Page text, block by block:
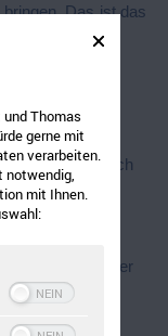
Das ist das
Mobber, auch
Familie über
Thomas
gerne mit
verarbeiten.
notwendig,
mit Ihnen.